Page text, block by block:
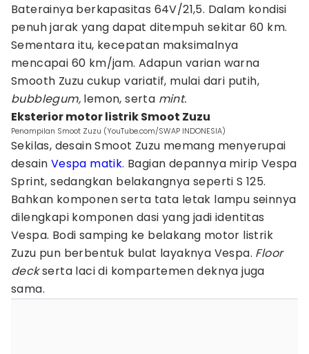
Baterainya berkapasitas 64V/21,5. Dalam kondisi
penuh jarak yang dapat ditempuh sekitar 60 km.
Sementara itu, kecepatan maksimalnya
mencapai 60 km/jam. Adapun varian warna
Smooth Zuzu cukup variatif, mulai dari putih,
bubblegum, lemon, serta mint.
Eksterior motor listrik Smoot Zuzu
Penampilan Smoot Zuzu (YouTube.com/SWAP INDONESIA)
Sekilas, desain Smoot Zuzu memang menyerupai
desain Vespa matik. Bagian depannya mirip Vespa
Sprint, sedangkan belakangnya seperti S 125.
Bahkan komponen serta tata letak lampu seinnya
dilengkapi komponen dasi yang jadi identitas
Vespa. Bodi samping ke belakang motor listrik
Zuzu pun berbentuk bulat layaknya Vespa. Floor
deckserta laci di kompartemen deknya juga
sama.